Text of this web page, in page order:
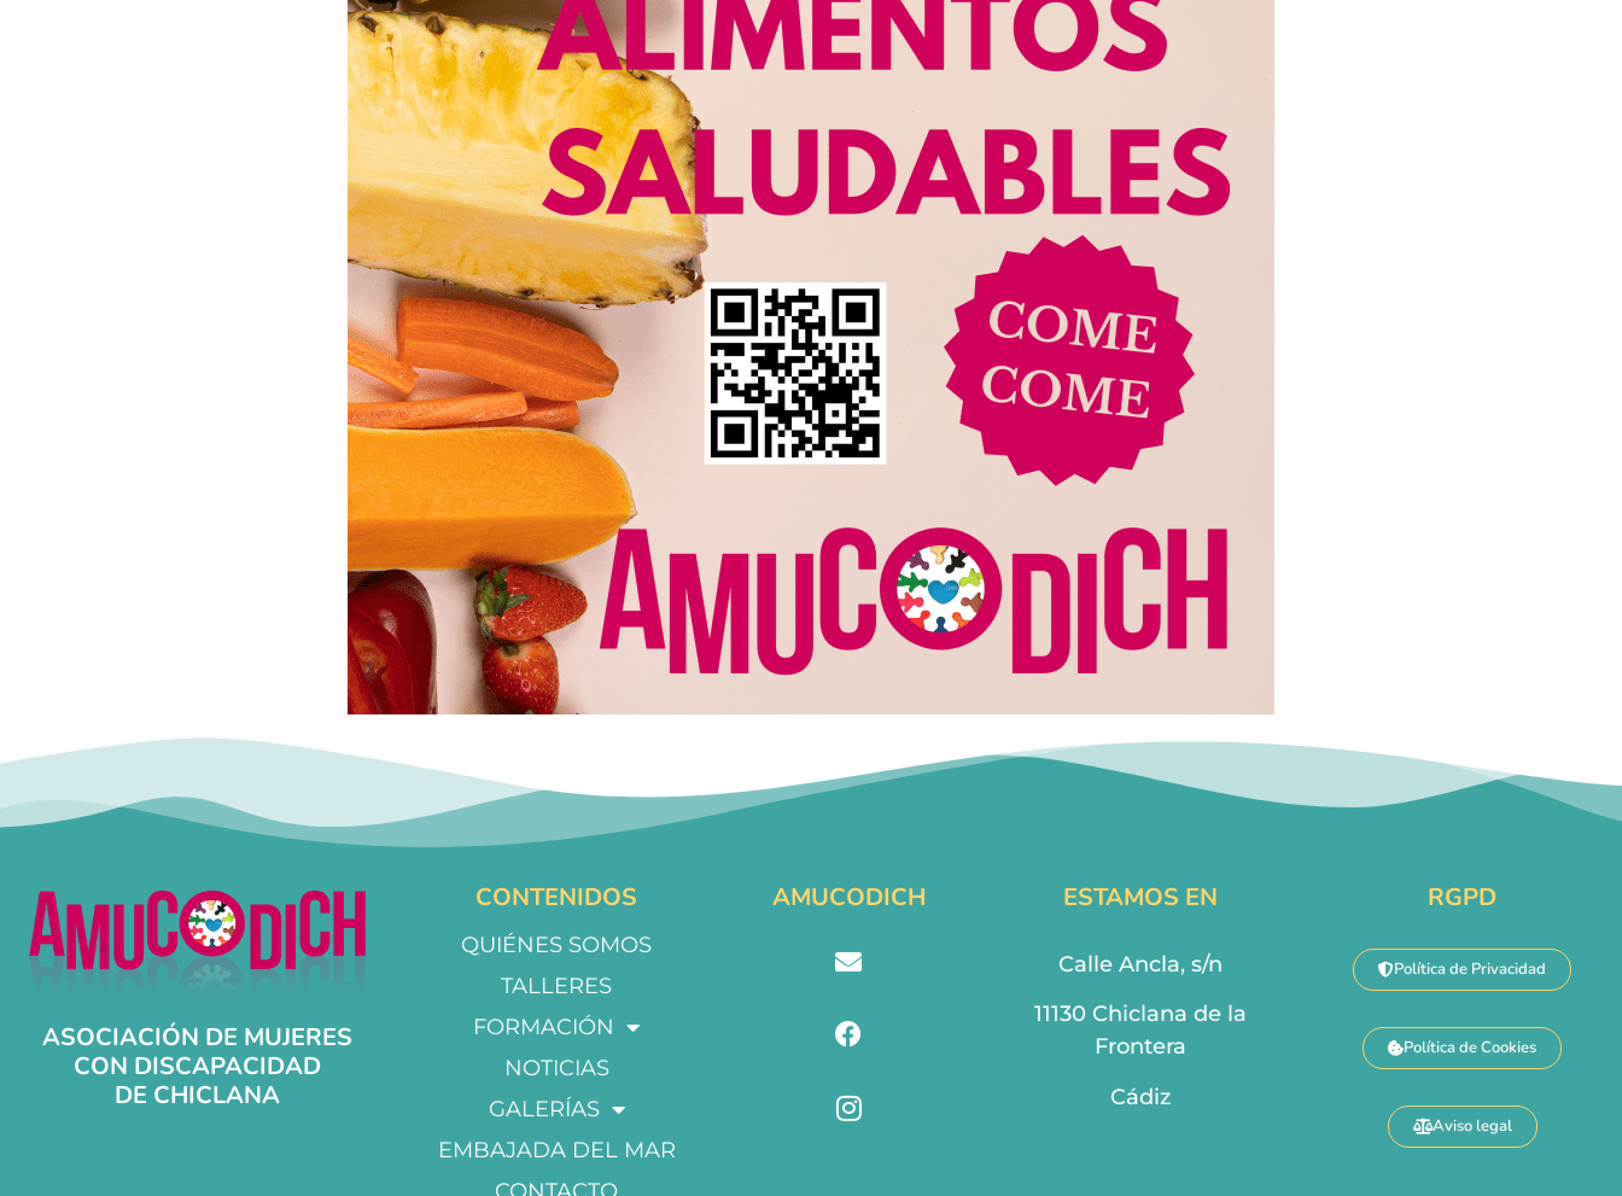
ASOCIACIÓN DE MUJERES
CON DISCAPACIDAD
DE CHICLANA
CONTENIDOS
QUIÉNES SOMOS
TALLERES
FORMACIÓN
NOTICIAS
GALERÍAS
EMBAJADA DEL MAR
AMUCODICH ESTAMOS EN
Calle Ancla, s/n
11130 Chiclana de la
Frontera
Cádiz
RGPD
Política de Privacidad
Política de Cookies
Aviso legal